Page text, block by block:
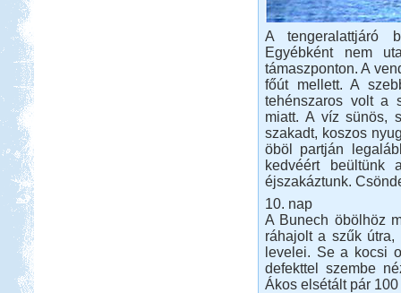
A tengeralattjáró
Egyébként nem
támaszponton. A
főút mellett. A
tehénszaros volt a
miatt. A víz sünös,
szakadt, koszos
öböl partján
kedvéért beültünk
éjszakáztunk.
10. nap
A Bunech öbölhöz
ráhajolt a szűk
levelei. Se a kocsi
defekttel szembe
Ákos elsétált pár